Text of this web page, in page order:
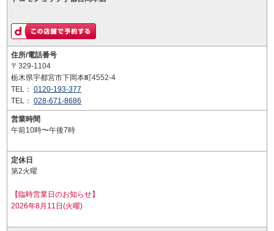
住所/電話番号
〒329-1104
栃木県宇都宮市下岡本町4552-4
TEL： 0120-193-377
TEL： 028-671-8686
営業時間
午前10時〜午後7時
定休日
第2火曜
【臨時営業日のお知らせ】
2026年8月11日(火曜)